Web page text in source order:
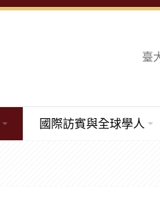
臺
國際訪賓與全球學人